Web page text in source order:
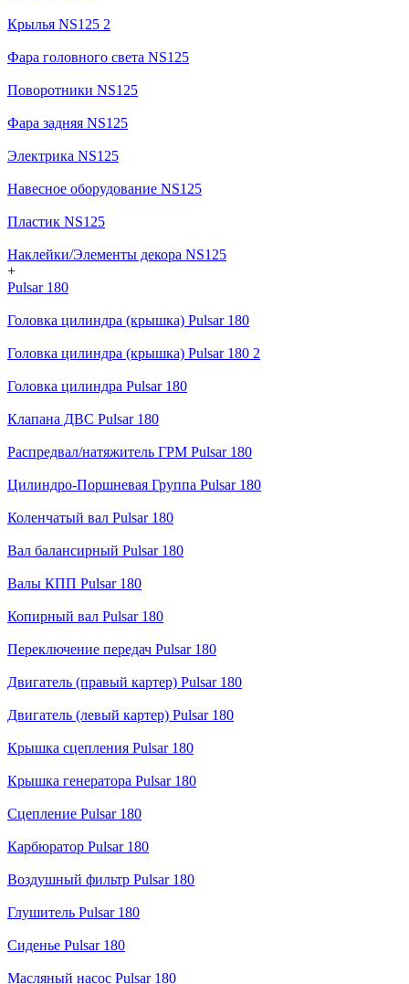
Крылья NS125 2
Фара головного света NS125
Поворотники NS125
Фара задняя NS125
Электрика NS125
Навесное оборудование NS125
Пластик NS125
Наклейки/Элементы декора NS125
+
Pulsar 180
Головка цилиндра (крышка) Pulsar 180
Головка цилиндра (крышка) Pulsar 180 2
Головка цилиндра Pulsar 180
Клапана ДВС Pulsar 180
Распредвал/натяжитель ГРМ Pulsar 180
Цилиндро-Поршневая Группа Pulsar 180
Коленчатый вал Pulsar 180
Вал балансирный Pulsar 180
Валы КПП Pulsar 180
Копирный вал Pulsar 180
Переключение передач Pulsar 180
Двигатель (правый картер) Pulsar 180
Двигатель (левый картер) Pulsar 180
Крышка сцепления Pulsar 180
Крышка генератора Pulsar 180
Сцепление Pulsar 180
Карбюратор Pulsar 180
Воздушный фильтр Pulsar 180
Глушитель Pulsar 180
Сиденье Pulsar 180
Масляный насос Pulsar 180